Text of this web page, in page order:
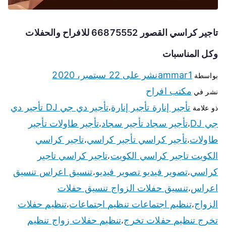
تاجير كراسي القصور 66875552 للافراح والحفلات
وكل المناسبات
بواسطة ammar1نشر على 22 سبتمبر، 2020
نشر في مكتب افراح
ذو علامة تأجير إنارة تأجير إنارة،
تأجير دي جي DJ تأجير دي
جي DJ
،تأجير سجاد تأجير سجاد،تأجير طاولات تأجير
طاولات،تأجير كراسي تأجير كراسي،تاجير كراسي
الكويت تاجير كراسي الكويت،تاجير كراسي تاجير
كراسي،تصوير فيديو تصوير فيديو،تنسيق اعراس تنسيق
اعراس،تنسيق حفلات الزواج تنسيق حفلات
الزواج،تنظيم اجتماعات تنظيم اجتماعات،تنظيم حفلات
تخرج تنظيم حفلات تخرج،تنظيم حفلات زواج تنظيم